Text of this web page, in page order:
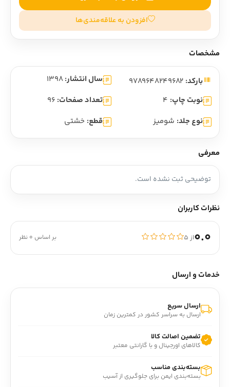
افزودن به علاقه‌مندی‌ها
مشخصات
بارکد: سال انتشار: 1398
نوبت چاپ: 4 تعداد صفحات: 96
نوع جلد: شومیز قطع: خشتی
معرفی
توضیحی ثبت نشده است.
نظرات کاربران
0.0از ۵ بر اساس 0 نظر
خدمات و ارسال
ارسال سریع
ارسال به سراسر کشور در کمترین زمان
تضمین اصالت کالا
کالاهای اورجینال و با گارانتی معتبر
بسته‌بندی مناسب
بسته‌بندی ایمن برای جلوگیری از آسیب